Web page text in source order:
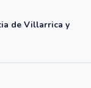
de Villarrica y